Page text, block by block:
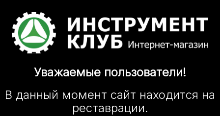
Уважаемые пользователи!
В данный момент сайт находится на
реставрации.